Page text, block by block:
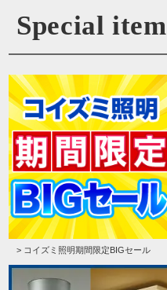
Special item
> コイズミ照明期間限定BIGセール